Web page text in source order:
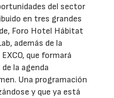
del sector
en tres grandes
Foro Hotel Hábitat
además de la
que formará
la agenda
Una programación
y que ya está